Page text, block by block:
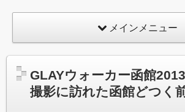
メインメニュー
GLAYウォーカー函館
撮影に訪れた函館どつく